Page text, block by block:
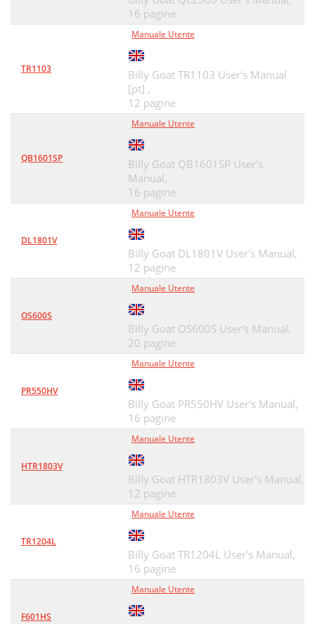
16 pagine
TR1103
Manuale Utente
Billy Goat TR1103 User's Manual
[pt] ,
12 pagine
QB1601SP
Manuale Utente
Billy Goat QB1601SP User's
Manual,
16 pagine
DL1801V
Manuale Utente
Billy Goat DL1801V User's Manual,
12 pagine
OS600S
Manuale Utente
Billy Goat OS600S User's Manual,
20 pagine
PR550HV
Manuale Utente
Billy Goat PR550HV User's Manual,
16 pagine
HTR1803V
Manuale Utente
Billy Goat HTR1803V User's Manual,
12 pagine
TR1204L
Manuale Utente
Billy Goat TR1204L User's Manual,
16 pagine
F601HS
Manuale Utente